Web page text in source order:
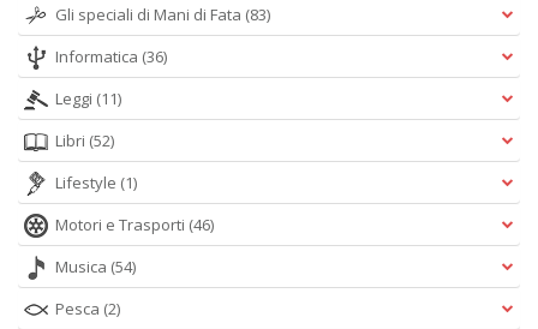
Gli speciali di Mani di Fata (83)
Informatica (36)
Leggi (11)
Libri (52)
Lifestyle (1)
Motori e Trasporti (46)
Musica (54)
Pesca (2)